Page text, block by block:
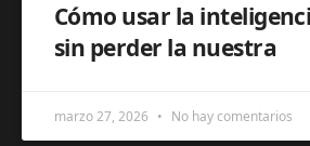
Cómo usar la
sin perder la nuestra
marzo 27, 2026 No hay comentarios